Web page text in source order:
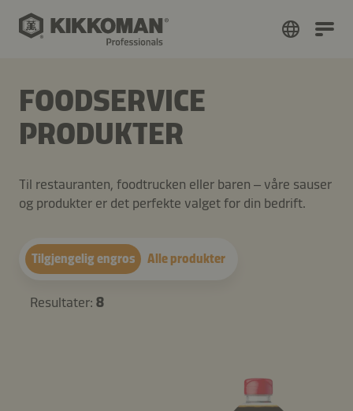
FOODSERVICE
PRODUKTER
Til restauranten, foodtrucken eller baren – våre sauser
og produkter er det perfekte valget for din bedrift.
Tilgjengelig engros Alle produkter
Resultater: 8